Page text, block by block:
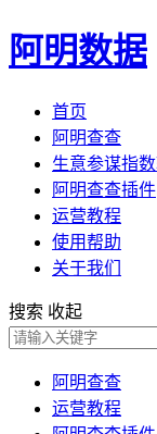
阿明数据
首页
阿明查查
生意参谋指
阿明查查插件
运营教程
使用帮助
关于我们
搜索 收起
阿明查查
运营教程